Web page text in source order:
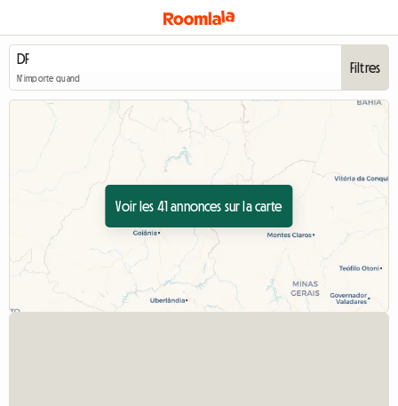
N'importe quand
Filtres
Voir les 41 annonces sur la carte